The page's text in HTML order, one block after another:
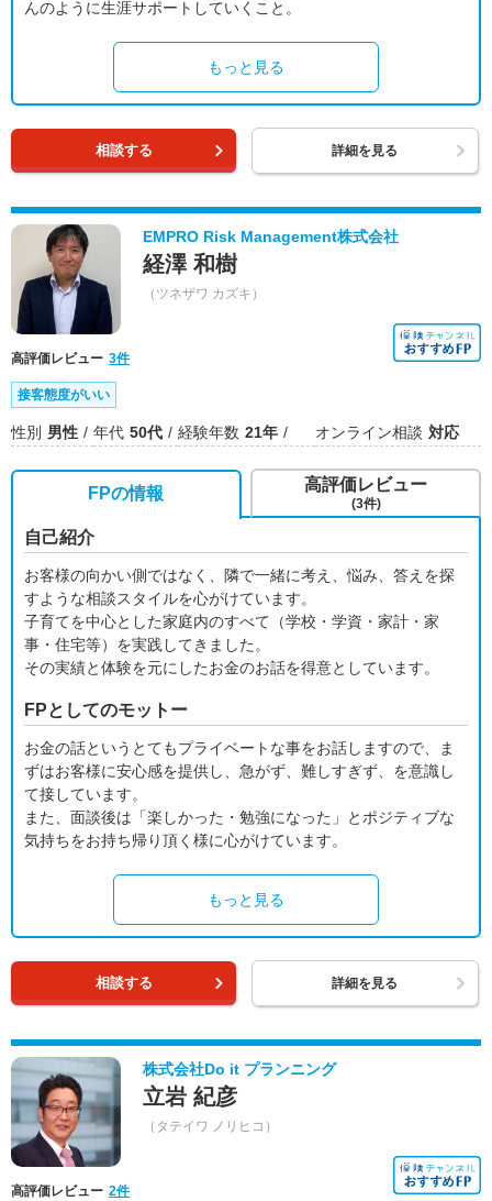
んのように生涯サポートしていくこと。
もっと見る
相談する 詳細を見る
EMPRO Risk Management株式会社
経澤 和樹
（ツネザワ カズキ）
高評価レビュー 3件
接客態度がいい
性別 男性 年代 50代 経験年数 21年 オンライン相談 対応
FPの情報
自己紹介
お客様の向かい側ではなく、隣で一緒に考え、悩み、答えを探
すような相談スタイルを心がけています。
子育てを中心とした家庭内のすべて（学校・学資・家計・家
事・住宅等）を実践してきました。
その実績と体験を元にしたお金のお話を得意としています。
FPとしてのモットー
お金の話というとてもプライベートな事をお話しますので、ま
ずはお客様に安心感を提供し、急がず、難しすぎず、を意識し
て接しています。
また、面談後は「楽しかった・勉強になった」とポジティブな
気持ちをお持ち帰り頂く様に心がけています。
もっと見る
高評価レビュー
(3件)
相談する 詳細を見る
株式会社Do it プランニング
立岩 紀彦
（タテイワ ノリヒコ）
高評価レビュー 2件